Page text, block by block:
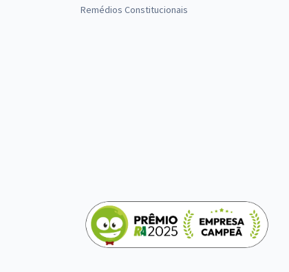
Remédios Constitucionais